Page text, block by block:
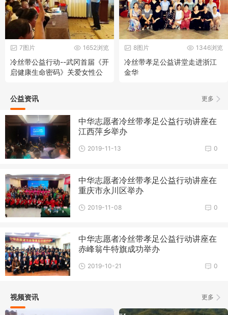
1652浏览
7图片
冷丝带公益行动--武冈首届《开
启健康生命密码》关爱女性公
1346浏览
8图片
冷丝带孝足公益讲堂走进浙江
金华
更多
公益资讯
中华志愿者冷丝带孝足公益行动讲座在
江西萍乡举办
0
2019-11-13
中华志愿者冷丝带孝足公益行动讲座在
重庆市永川区举办
0
2019-11-08
中华志愿者冷丝带孝足公益行动讲座在
赤峰翁牛特旗成功举办
0
2019-10-21
更多
视频资讯